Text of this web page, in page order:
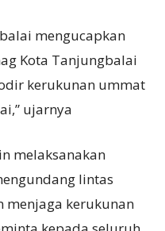
mengucapkan
Kota Tanjungbalai
kerukunan ummat
ujarnya
melaksanakan
lintas
menjaga kerukunan